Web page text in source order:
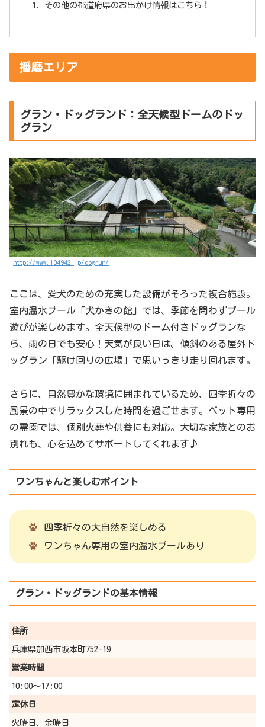
その他の都道府県のお出かけ情報はこちら！
播磨エリア
グラン・ドッグランド：全天候型ドームのドッ
グラン
http://www.104942.jp/dogrun/
ここは、愛犬のための充実した設備がそろった複合施設。
室内温水プール「犬かきの館」では、季節を問わずプール
遊びが楽しめます。全天候型のドーム付きドッグランな
ら、雨の日でも安心！天気が良い日は、傾斜のある屋外ド
ッグラン「駆け回りの広場」で思いっきり走り回れます。
さらに、自然豊かな環境に囲まれているため、四季折々の
風景の中でリラックスした時間を過ごせます。ペット専用
の霊園では、個別火葬や供養にも対応。大切な家族とのお
別れも、心を込めてサポートしてくれます♪
ワンちゃんと楽しむポイント
四季折々の大自然を楽しめる
ワンちゃん専用の室内温水プールあり
グラン・ドッグランドの基本情報
住所
兵庫県加西市坂本町752-19
営業時間
10:00～17:00
定休日
火曜日、金曜日